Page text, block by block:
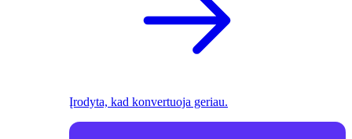
Įrodyta, kad konvertuoja geriau.